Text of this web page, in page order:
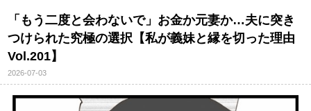
「もう二度と会わないで」お金か元妻か…夫に突き
つけられた究極の選択【私が義妹と縁を切った理由
Vol.201】
2026-07-03